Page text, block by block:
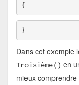
Dans cet exemple
Troisième() en
mieux